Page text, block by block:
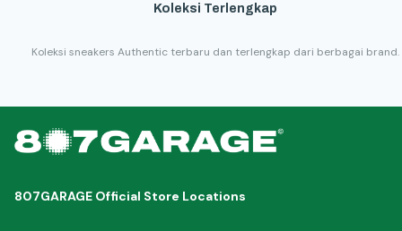
Koleksi Terlengkap
Koleksi sneakers Authentic terbaru dan terlengkap dari berbagai brand.
807GARAGE Official Store Locations